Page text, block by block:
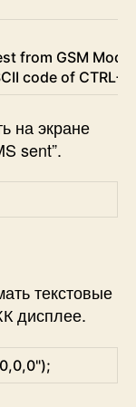
from GSM
code of CTRL+Z
на экране
sent”.
текстовые
дисплее.
Arduino
);